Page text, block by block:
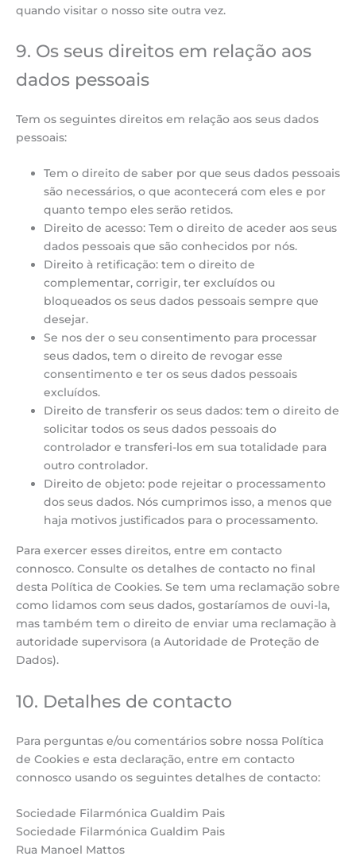
quando visitar o nosso site outra vez.
9. Os seus direitos em relação aos
dados pessoais
Tem os seguintes direitos em relação aos seus dados
pessoais:
Tem o direito de saber por que seus dados pessoais
são necessários, o que acontecerá com eles e por
quanto tempo eles serão retidos.
Direito de acesso: Tem o direito de aceder aos seus
dados pessoais que são conhecidos por nós.
Direito à retificação: tem o direito de
complementar, corrigir, ter excluídos ou
bloqueados os seus dados pessoais sempre que
desejar.
Se nos der o seu consentimento para processar
seus dados, tem o direito de revogar esse
consentimento e ter os seus dados pessoais
excluídos.
Direito de transferir os seus dados: tem o direito de
solicitar todos os seus dados pessoais do
controlador e transferi-los em sua totalidade para
outro controlador.
Direito de objeto: pode rejeitar o processamento
dos seus dados. Nós cumprimos isso, a menos que
haja motivos justificados para o processamento.
Para exercer esses direitos, entre em contacto
connosco. Consulte os detalhes de contacto no final
desta Política de Cookies. Se tem uma reclamação sobre
como lidamos com seus dados, gostaríamos de ouvi-la,
mas também tem o direito de enviar uma reclamação à
autoridade supervisora (a Autoridade de Proteção de
Dados).
10. Detalhes de contacto
Para perguntas e/ou comentários sobre nossa Política
de Cookies e esta declaração, entre em contacto
connosco usando os seguintes detalhes de contacto:
Sociedade Filarmónica Gualdim Pais
Sociedade Filarmónica Gualdim Pais
Rua Manoel Mattos